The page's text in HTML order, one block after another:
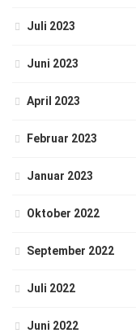
Juli 2023
Juni 2023
April 2023
Februar 2023
Januar 2023
Oktober 2022
September 2022
Juli 2022
Juni 2022